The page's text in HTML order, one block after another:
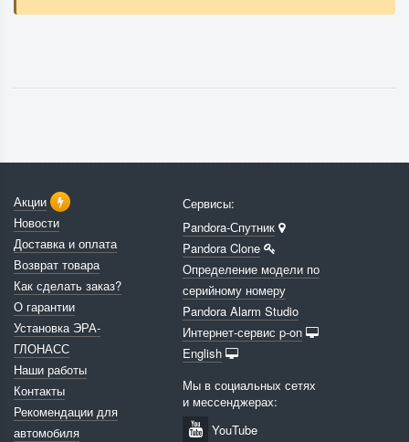
Акции
Новости
Доставка и оплата
Возврат товара
Как сделать заказ?
О гарантии
Установка ЭРА-
ГЛОНАСС
Наши работы
Контакты
Рекомендации для
автомобиля
Сервисы:
Pandora-Спутник
Pandora Clone
Определение модели по
серийному номеру
Pandora Alarm Studio
Интернет-сервис p-on
English
Мы в социальных сетях
и мессенджерах:
YouTube